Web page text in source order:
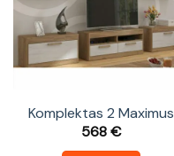
Komplektas 2 Maximus
568€